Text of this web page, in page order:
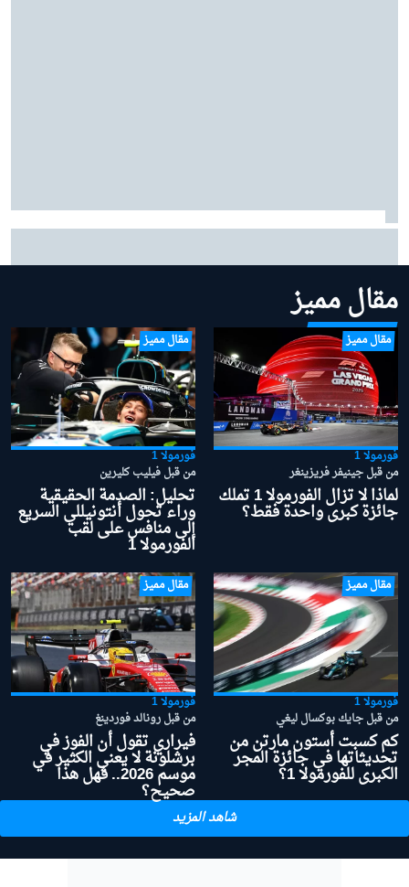
بينوتو يردّ على شائعات ساينز وبياسـتري: "نحن سعداء
مقال مميز
مقال مميز
فورمولا 1
من قبل جينيفر فريزينغر
لماذا لا تزال الفورمولا 1 تملك
جائزة كبرى واحدة فقط؟
مقال مميز
فورمولا 1
من قبل فيليب كليرين
تحليل: الصدمة الحقيقية
وراء تحول أنتونيللي السريع
إلى منافس على لقب
الفورمولا 1
مقال مميز
فورمولا 1
من قبل جايك بوكسال ليغي
كم كسبت أستون مارتن من
تحديثاتها في جائزة المجر
الكبرى للفورمولا 1؟
مقال مميز
فورمولا 1
من قبل رونالد فوردينغ
فيراري تقول أن الفوز في
برشلونة لا يعني الكثير في
موسم 2026.. فهل هذا
صحيح؟
شاهد المزيد